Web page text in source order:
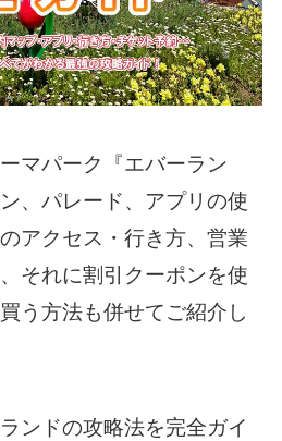
マパーク『エバーラン
、パレード、アプリの使
アクセス・行き方、営業
それに割引クーポンを使
う方法も併せてご紹介し
ンドの攻略法を完全ガイ